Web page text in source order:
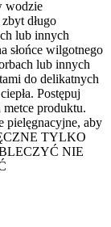
wodzie
długo
lub innych
słońce wilgotnego
lub innych
do delikatnych
Postępuj
produktu.
pielęgnacyjne, aby
TYLKO
NIE